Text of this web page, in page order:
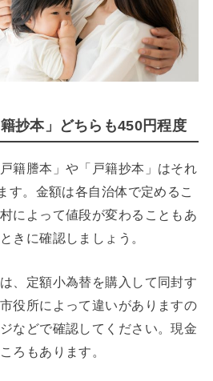
抄本」どちらも450円程度
籍謄本」や「戸籍抄本」はそれ
す。金額は各自治体で定めるこ
によって値段が変わることもあ
きに確認しましょう。
、定額小為替を購入して同封す
役所によって違いがありますの
などで確認してください。現金
ろもあります。